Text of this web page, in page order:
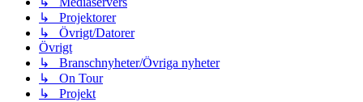
↳ Projektorer
↳ Övrigt/Datorer
Övrigt
↳ Branschnyheter/Övriga nyheter
↳ On Tour
↳ Projekt